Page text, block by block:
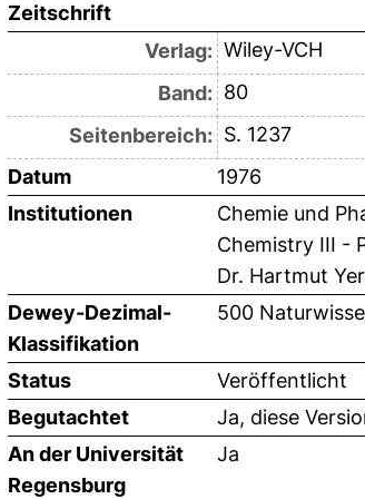
Zeitschrift
Verlag: Wiley-VCH
Band: 80
Seitenbereich: S. 1237
Datum
1976
Institutionen
Chemie und
Chemistry III -
Dr. Hartmut
Dewey-Dezimal-
Klassifikation
500
Status
Veröffentlicht
Begutachtet
Ja, diese
An der Universität
Regensburg
Ja